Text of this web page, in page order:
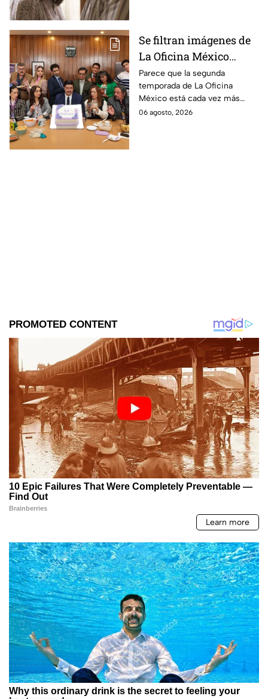
Se filtran imágenes de
La Oficina México
temporada 2 y un
detalle desata teorías
entre los fans
Parece que la segunda
temporada de La Oficina
México está cada vez más
cerca, pues el elenco ya se
06 agosto, 2026